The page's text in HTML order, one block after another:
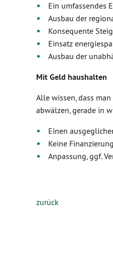
Ein umfassendes
Ausbau der
Konsequente
Einsatz
Ausbau der
Mit Geld haushalten
Alle wissen, dass
abwälzen, gerade in
Einen
Keine
Anpassung, ggf.
zurück